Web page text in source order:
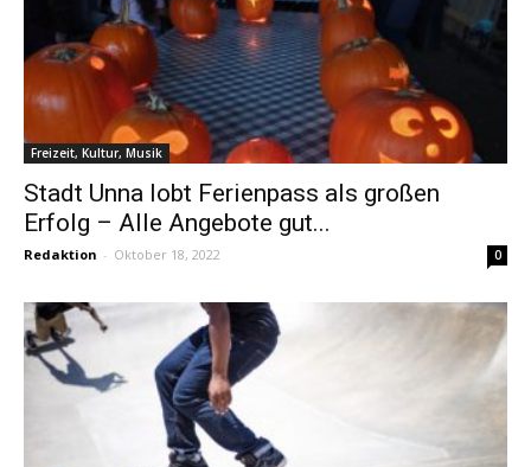
Freizeit, Kultur, Musik
Stadt Unna lobt Ferienpass als großen
Erfolg – Alle Angebote gut...
Redaktion - Oktober 18, 2022 0